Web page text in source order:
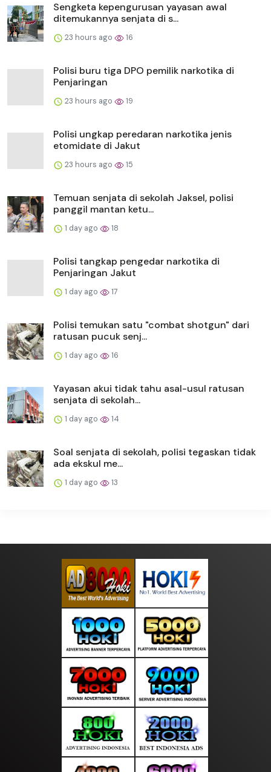
Sengketa kepengurusan yayasan awal
ditemukannya senjata di s...
23 hours ago 16
Polisi buru tiga DPO pemilik narkotika di
Penjaringan
23 hours ago 19
Polisi ungkap peredaran narkotika jenis
etomidate di Jakut
23 hours ago 15
Temuan senjata di sekolah Jaksel, polisi
panggil mantan ketu...
1 day ago 18
Polisi tangkap pengedar narkotika di
Penjaringan Jakut
1 day ago 17
Polisi temukan satu "combat shotgun" dari
ratusan pucuk senj...
1 day ago 16
Yayasan akui tidak tahu asal-usul ratusan
senjata di sekolah...
1 day ago 14
Soal senjata di sekolah, polisi tegaskan tidak
ada ekskul me...
1 day ago 13